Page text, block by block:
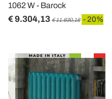
1062 W - Barock
€ 9.304,13 € 11.630,16 - 20%